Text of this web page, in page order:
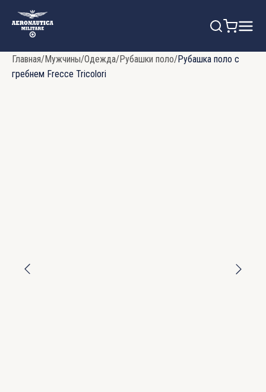
Главная/Мужчины/Одежда/Рубашки поло/Рубашка поло с
гребнем Frecce Tricolori